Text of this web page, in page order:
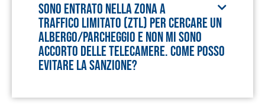
Sono entrato nella Zona a
Traffico Limitato (ZTL) per cercare un
albergo/parcheggio e non mi sono
accorto delle telecamere. Come posso
evitare la sanzione?